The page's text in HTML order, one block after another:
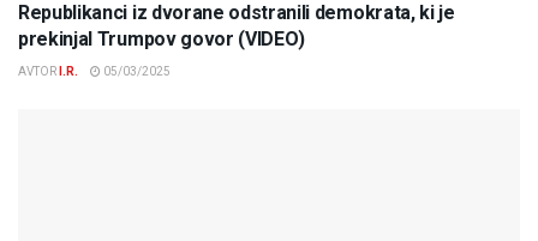
Republikanci iz dvorane odstranili demokrata, ki je
prekinjal Trumpov govor (VIDEO)
AVTOR I.R. 05/03/2025